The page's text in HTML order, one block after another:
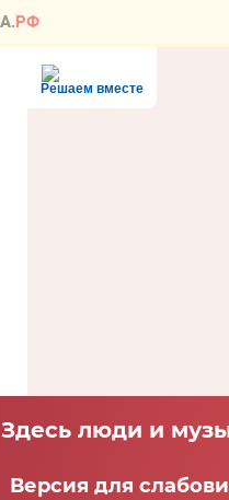
Решаем вместе
Здесь люди и
Версия для